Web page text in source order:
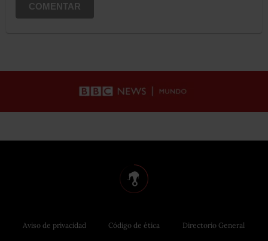
COMENTAR
Aviso de privacidad Código de ética Directorio General